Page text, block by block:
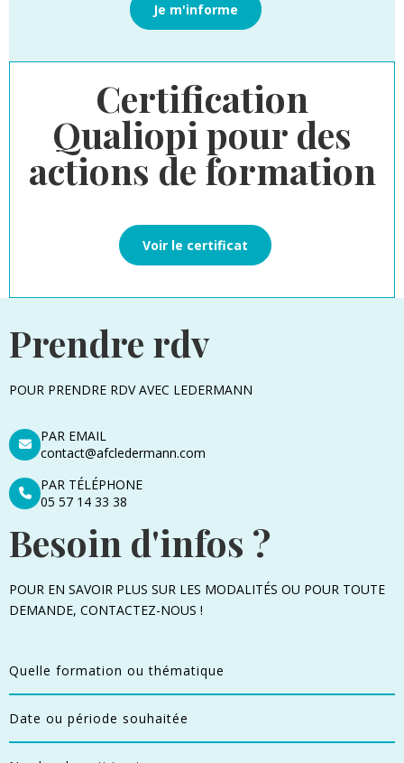
Je m'informe
Certification
Qualiopi pour des
actions de formation
Voir le certificat
Prendre rdv
POUR PRENDRE RDV AVEC LEDERMANN
PAR EMAIL
contact@afcledermann.com
PAR TÉLÉPHONE
05 57 14 33 38
Besoin d'infos ?
POUR EN SAVOIR PLUS SUR LES MODALITÉS OU POUR TOUTE
DEMANDE, CONTACTEZ-NOUS !